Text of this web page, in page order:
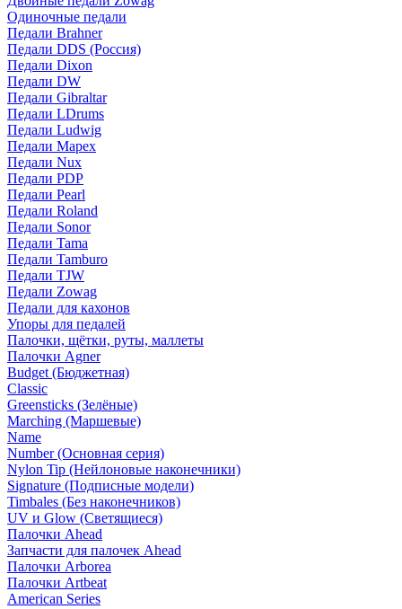
Одиночные педали
Педали Brahner
Педали DDS (Россия)
Педали Dixon
Педали DW
Педали Gibraltar
Педали LDrums
Педали Ludwig
Педали Mapex
Педали Nux
Педали PDP
Педали Pearl
Педали Roland
Педали Sonor
Педали Tama
Педали Tamburo
Педали TJW
Педали Zowag
Педали для кахонов
Упоры для педалей
Палочки, щётки, руты, маллеты
Палочки Agner
Budget (Бюджетная)
Classic
Greensticks (Зелёные)
Marching (Маршевые)
Name
Number (Основная серия)
Nylon Tip (Нейлоновые наконечники)
Signature (Подписные модели)
Timbales (Без наконечников)
UV и Glow (Светящиеся)
Палочки Ahead
Запчасти для палочек Ahead
Палочки Arborea
Палочки Artbeat
American Series